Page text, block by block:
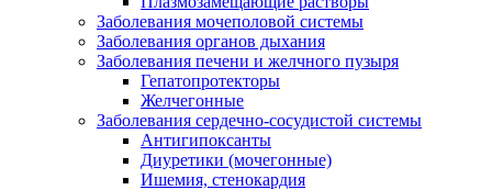
Заболевания мочеполовой системы
Заболевания органов дыхания
Заболевания печени и желчного пузыря
Гепатопротекторы
Желчегонные
Заболевания сердечно-сосудистой системы
Антигипоксанты
Диуретики (мочегонные)
Ишемия, стенокардия